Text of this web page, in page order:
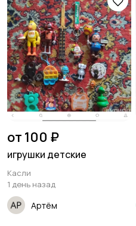
от 100 ₽
игрушки детские
Касли
1 день назад
Артём